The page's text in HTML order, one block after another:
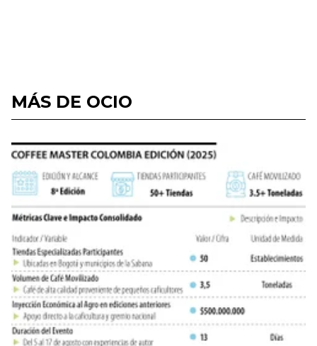
MÁS DE OCIO